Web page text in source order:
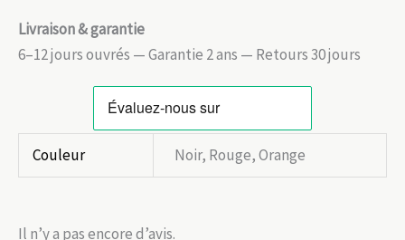
Livraison & garantie
6–12 jours ouvrés — Garantie 2 ans — Retours 30 jours
Couleur Noir, Rouge, Orange
Il n’y a pas encore d’avis.